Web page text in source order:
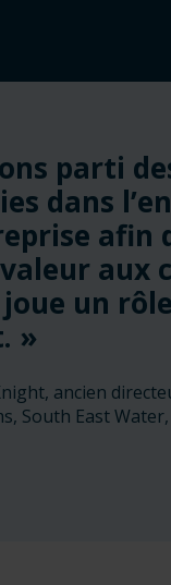
parti
dans
afin
aux
un rôle
»
ancien
South East